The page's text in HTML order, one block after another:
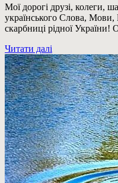
Мої дорогі друзі, колеги,
українського Слова, Мови,
скарбниці рідної України!
Читати далі